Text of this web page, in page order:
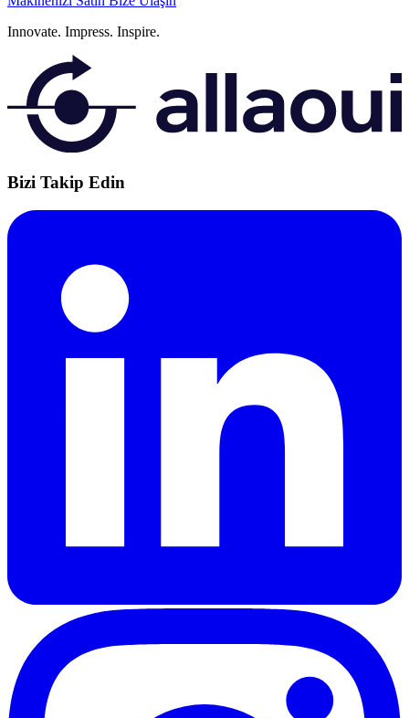
Innovate. Impress. Inspire.
Bizi Takip Edin